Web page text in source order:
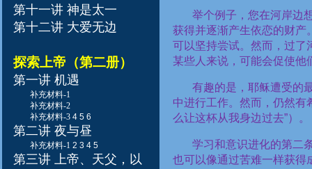
第十一讲 神是太一
第十二讲 大爱无边
探索上帝（第二册）
第一讲 机遇
补充材料-1
补充材料-2
补充材料-3 4 5 6
第二讲 夜与昼
补充材料-1 2 3 4 5
第三讲 上帝、天父，以
举个例子，您在河岸边
获得并逐渐产生依恋的财产
可以坚持尝试。然而，过了
某些人来说，可能会促使他
有趣的是，耶稣遭受的
中进行工作。然而，仍然有
么让这杯从我身边过去”）。
学习和意识进化的第二
也可以像通过苦难一样获得